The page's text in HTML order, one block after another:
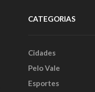
CATEGORIAS
Cidades
Pelo Vale
Esportes